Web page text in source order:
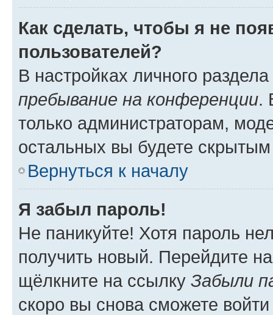
Как сделать, чтобы я не
пользователей?
В настройках личного
пребывание на конференции.
только администраторам,
остальных вы будете
Вернуться к началу
Я забыл пароль!
Не паникуйте! Хотя пароль
получить новый. Перейдите
щёлкните на ссылку Забыли
скоро вы снова сможете